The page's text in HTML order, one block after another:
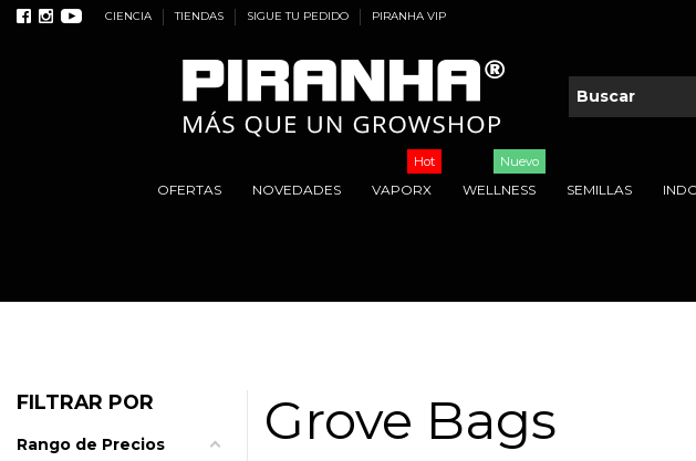
CIENCIA TIENDAS SIGUE TU PEDIDO PIRANHA VIP
OFERTAS NOVEDADES VAPORX
Hot
WELLNESS
Nuevo
SEMILLAS
Grove Bags
FILTRAR POR
Rango de Precios